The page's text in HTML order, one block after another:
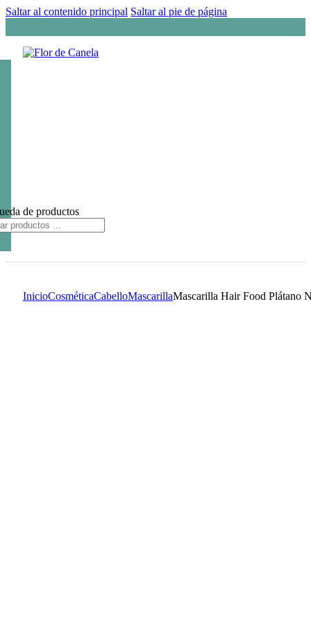
Saltar al contenido principal Saltar al pie de página
de productos
InicioCosméticaCabelloMascarillaMascarilla Hair Food Plátano